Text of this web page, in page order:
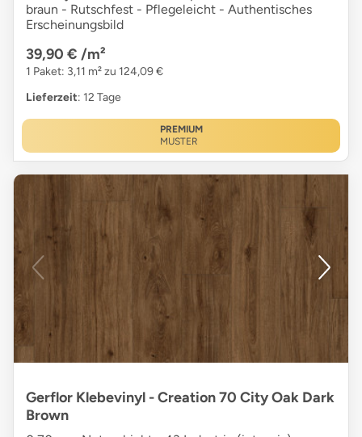
braun - Rutschfest - Pflegeleicht - Authentisches
Erscheinungsbild
39,90 € /m²
1 Paket: 3,11 m² zu 124,09 €
Lieferzeit: 12 Tage
PREMIUM
MUSTER
Gerflor Klebevinyl - Creation 70 City Oak Dark
Brown